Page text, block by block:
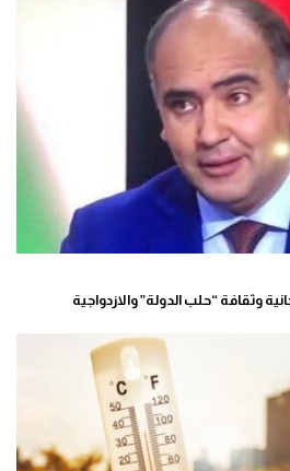
وثقافة “حلب الدولة” والازدواجية